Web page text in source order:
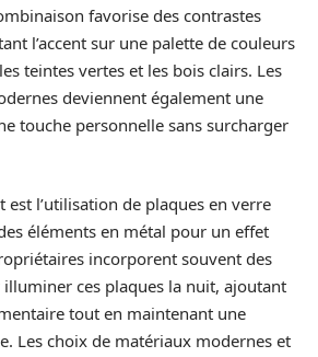
favorise des contrastes
l’accent sur une palette de couleurs
teintes vertes et les bois clairs. Les
deviennent également une
touche personnelle sans surcharger
est l’utilisation de plaques en verre
éléments en métal pour un effet
incorporent souvent des
illuminer ces plaques la nuit, ajoutant
tout en maintenant une
Les choix de matériaux modernes et